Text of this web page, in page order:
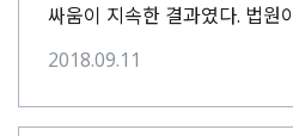
싸움이 지속한 결과였다. 법원
고용노동부가 항고 혹은 항소
게 반복됐다.
2018.09.11